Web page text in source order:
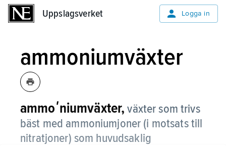
Uppslagsverket Logga in
ammoniumväxter
ammoʹniumväxter, växter som trivs
bäst med ammoniumjoner (i motsats till
nitratjoner) som huvudsaklig